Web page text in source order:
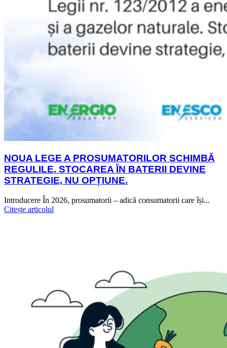
NOUA LEGE A PROSUMATORILOR SCHIMBĂ
REGULILE. STOCAREA ÎN BATERII DEVINE
STRATEGIE, NU OPȚIUNE.
Introducere În 2026, prosumatorii – adică consumatorii care își...
Citește articolul